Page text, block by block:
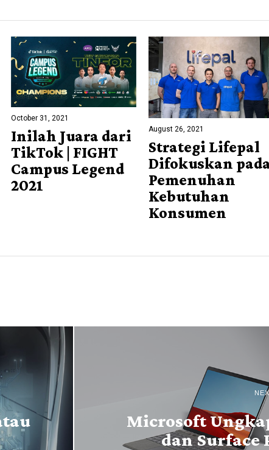
October 31, 2021
Inilah Juara dari
TikTok | FIGHT
Campus Legend
2021
August 26, 2021
Strategi Lifepal
Difokuskan
Pemenuhan
Kebutuhan
Konsumen
Microsoft
dan Surface